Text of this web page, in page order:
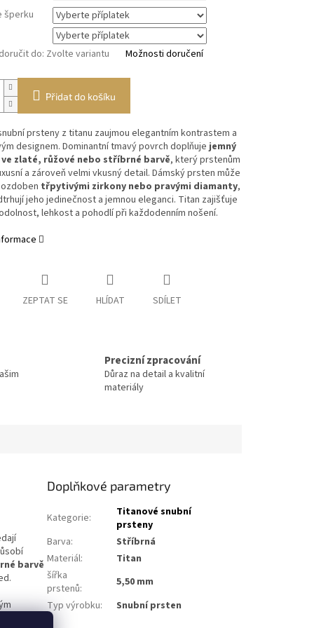
šperku
do: Zvolte variantu Možnosti doručení
Přidat do košíku
prsteny z titanu zaujmou elegantním kontrastem a
designem. Dominantní tmavý povrch doplňujejemný
zlaté, růžové nebo stříbrné barvě, který prstenům
a zároveň velmi vkusný detail. Dámský prsten může
třpytivými zirkony nebo pravými diamanty,
jeho jedinečnost a jemnou eleganci. Titan zajišťuje
lehkost a pohodlí při každodenním nošení.
ZEPTAT SE HLÍDAT SDÍLET
Precizní zpracování
Důraz na detail a kvalitní
materiály
barvě
Doplňkové parametry
Kategorie:
Titanové snubní
prsteny
Barva:
Stříbrná
Materiál:
Titan
šířka
prstenů:
5,50 mm
Typ výrobku: Snubní prsten